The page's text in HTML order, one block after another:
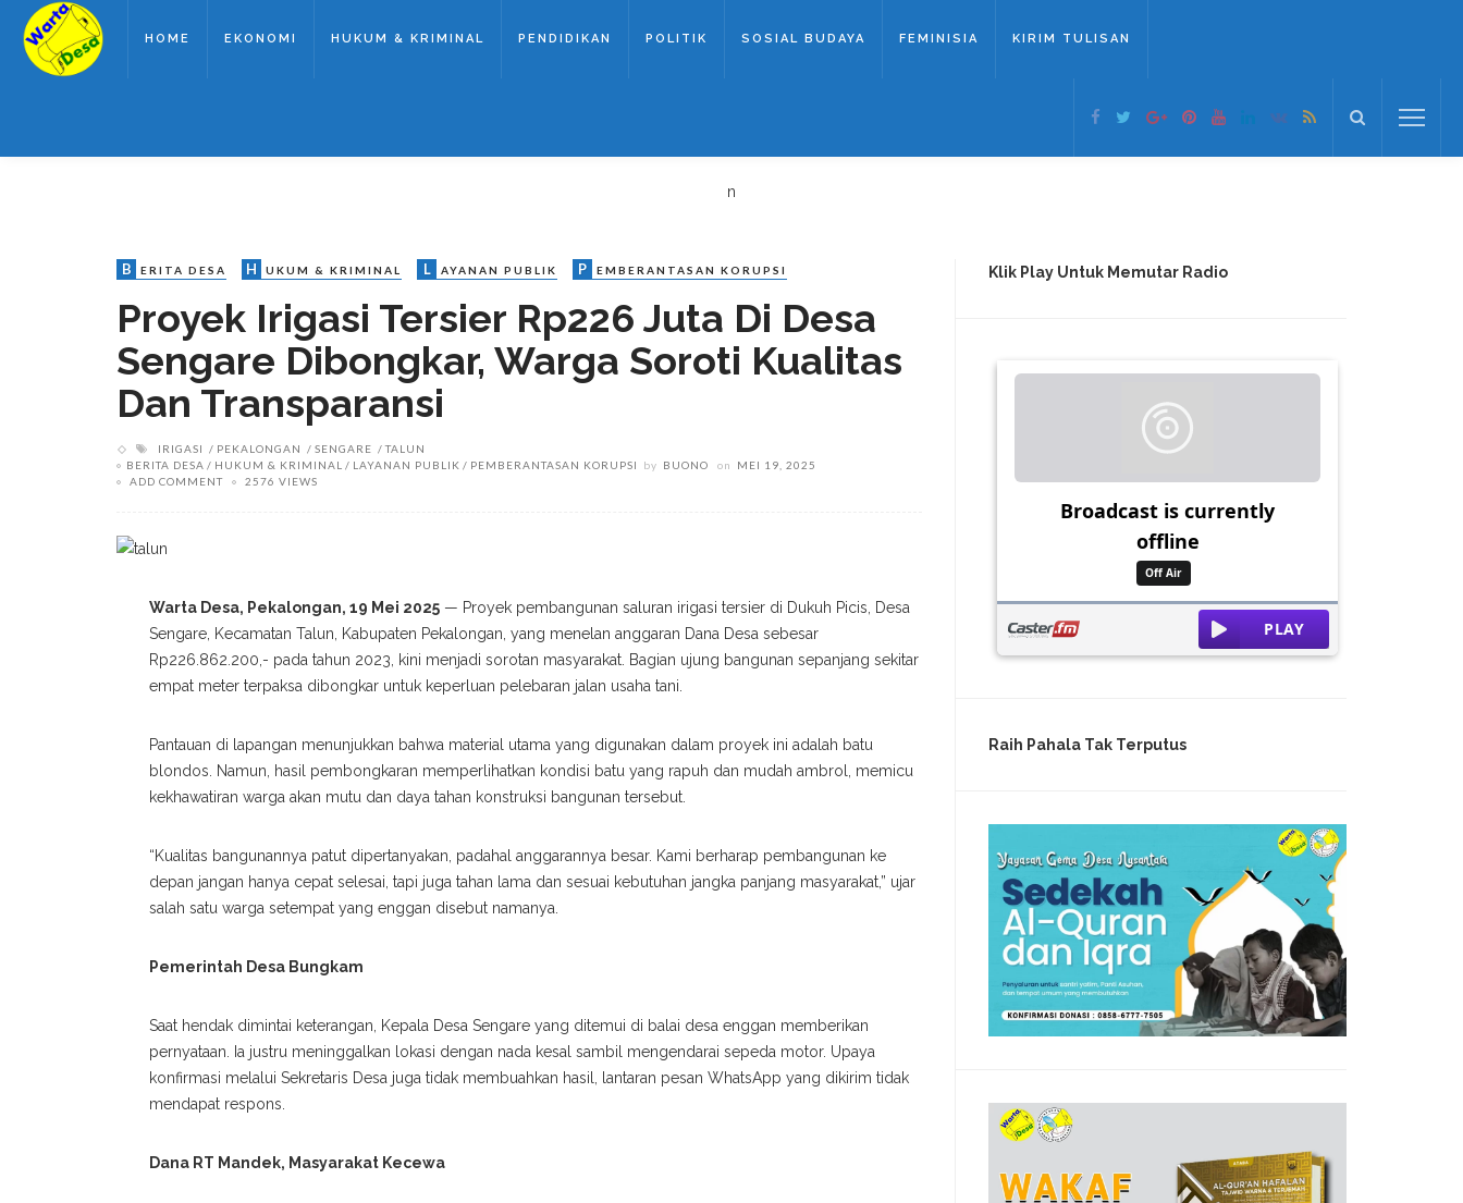
HOME EKONOMI HUKUM & KRIMINAL PENDIDIKAN POLITIK SOSIAL BUDAYA FEMINISIA KIRIM TULISAN
n
B ERITA DESA H UKUM & KRIMINAL L AYANAN PUBLIK P EMBERANTASAN KORUPSI
Proyek Irigasi Tersier Rp226 Juta Di Desa
Sengare Dibongkar, Warga Soroti Kualitas
Dan Transparansi
IRIGASI PEKALONGAN SENGARE
TALUN
BERITA DESA
HUKUM & KRIMINAL LAYANAN PUBLIK PEMBERANTASAN KORUPSI by BUONO on
MEI 19, 2025
ADD COMMENT
2576 VIEWS
Warta Desa, Pekalongan, 19 Mei 2025 — Proyek pembangunan saluran irigasi tersier di Dukuh Picis, Desa
Sengare, Kecamatan Talun, Kabupaten Pekalongan, yang menelan anggaran Dana Desa sebesar
Rp226.862.200,- pada tahun 2023, kini menjadi sorotan masyarakat. Bagian ujung bangunan sepanjang sekitar
empat meter terpaksa dibongkar untuk keperluan pelebaran jalan usaha tani.
Pantauan di lapangan menunjukkan bahwa material utama yang digunakan dalam proyek ini adalah batu
blondos. Namun, hasil pembongkaran memperlihatkan kondisi batu yang rapuh dan mudah ambrol, memicu
kekhawatiran warga akan mutu dan daya tahan konstruksi bangunan tersebut.
“Kualitas bangunannya patut dipertanyakan, padahal anggarannya besar. Kami berharap pembangunan ke
depan jangan hanya cepat selesai, tapi juga tahan lama dan sesuai kebutuhan jangka panjang masyarakat,” ujar
salah satu warga setempat yang enggan disebut namanya.
Pemerintah Desa Bungkam
Saat hendak dimintai keterangan, Kepala Desa Sengare yang ditemui di balai desa enggan memberikan
pernyataan. Ia justru meninggalkan lokasi dengan nada kesal sambil mengendarai sepeda motor. Upaya
konfirmasi melalui Sekretaris Desa juga tidak membuahkan hasil, lantaran pesan WhatsApp yang dikirim tidak
mendapat respons.
Dana RT Mandek, Masyarakat Kecewa
Klik Play Untuk Memutar Radio
Raih Pahala Tak Terputus